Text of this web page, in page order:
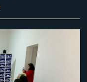
النّهضة:
المشهد
لحقوق
الحيوان
في